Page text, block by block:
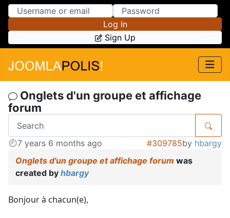
Skip to Content
Skip to Menu
Log In
Sign Up
Onglets d'un groupe et affichage
forum
7 years 6 months ago #309785by hbargy
Onglets d'un groupe et affichage forum was
created by hbargy
Bonjour à chacun(e),